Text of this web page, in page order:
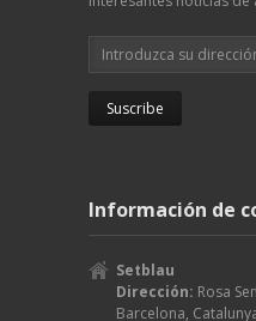
Información de
Setblau
Dirección: Rosa
Barcelona,